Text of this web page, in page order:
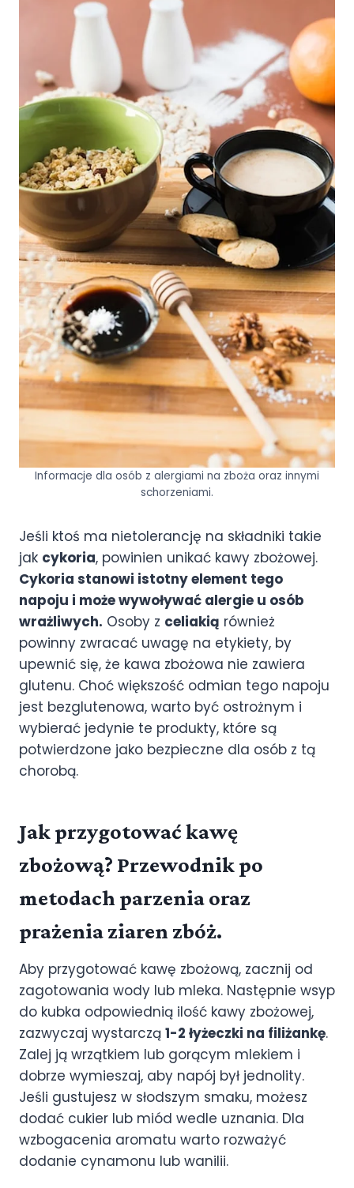
Informacje dla osób z alergiami na zboża oraz innymi
schorzeniami.
Jeśli ktoś ma nietolerancję na składniki takie
jak cykoria, powinien unikać kawy zbożowej.
Cykoria stanowi istotny element tego
napoju i może wywoływać alergie u osób
wrażliwych. Osoby z celiakią również
powinny zwracać uwagę na etykiety, by
upewnić się, że kawa zbożowa nie zawiera
glutenu. Choć większość odmian tego napoju
jest bezglutenowa, warto być ostrożnym i
wybierać jedynie te produkty, które są
potwierdzone jako bezpieczne dla osób z tą
chorobą.
Jak przygotować kawę
zbożową? Przewodnik po
metodach parzenia oraz
prażenia ziaren zbóż.
Aby przygotować kawę zbożową, zacznij od
zagotowania wody lub mleka. Następnie wsyp
do kubka odpowiednią ilość kawy zbożowej,
zazwyczaj wystarczą 1-2 łyżeczki na filiżankę.
Zalej ją wrzątkiem lub gorącym mlekiem i
dobrze wymieszaj, aby napój był jednolity.
Jeśli gustujesz w słodszym smaku, możesz
dodać cukier lub miód wedle uznania. Dla
wzbogacenia aromatu warto rozważyć
dodanie cynamonu lub wanilii.